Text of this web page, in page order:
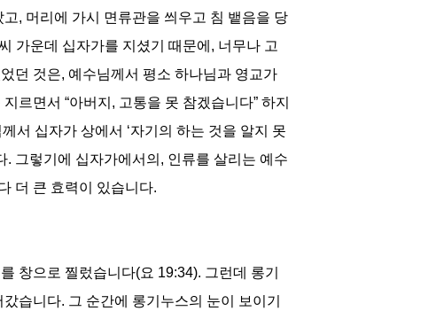
고, 머리에 가시 면류관을 씌우고 침 뱉음을 당
가운데 십자가를 지셨기 때문에 , 너무나 고
던 것은, 예수님께서 평소 하나님과 영교가
르면서 “아버지 , 고통을 못 참겠습니다” 하지
서 십자가 상에서 ‘자기의 하는 것을 알지 못
. 그렇기에 십자가에서의 , 인류를 살리는 예수
더 큰 효력이 있습니다.
창으로 찔렀습니다(요 19:34). 그런데 롱기
갔습니다. 그 순간에 롱기누스의 눈이 보이기